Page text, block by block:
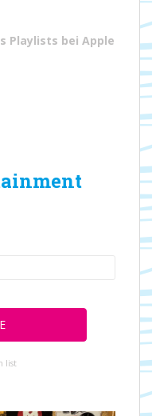
Playlists bei Apple
list